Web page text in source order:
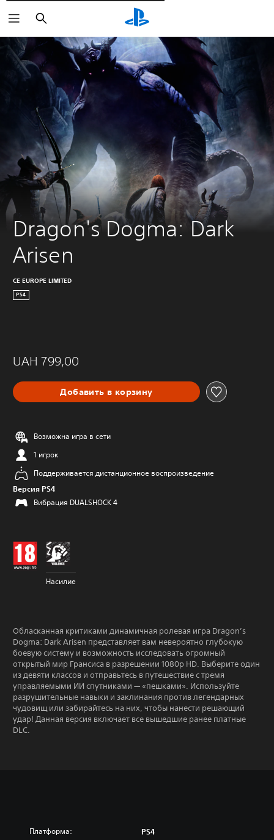
Поиск
Dragon's Dogma: Dark
Arisen
CE EUROPE LIMITED
PS4
UAH 799,00
Добавить в корзину
Возможна игра в сети
1 игрок
Поддерживается дистанционное воспроизведение
Версия PS4
Вибрация DUALSHOCK 4
Насилие
Обласканная критиками динамичная ролевая игра Dragon’s
Dogma: Dark Arisen представляет вам невероятно глубокую
боевую систему и возможность исследовать огромный
открытый мир Грансиса в разрешении 1080p HD. Выберите один
из девяти классов и отправьтесь в путешествие с тремя
управляемыми ИИ спутниками — «пешками». Используйте
разрушительные навыки и заклинания против легендарных
чудовищ или забирайтесь на них, чтобы нанести решающий
удар! Данная версия включает все вышедшие ранее платные
DLC.
Платформа: PS4